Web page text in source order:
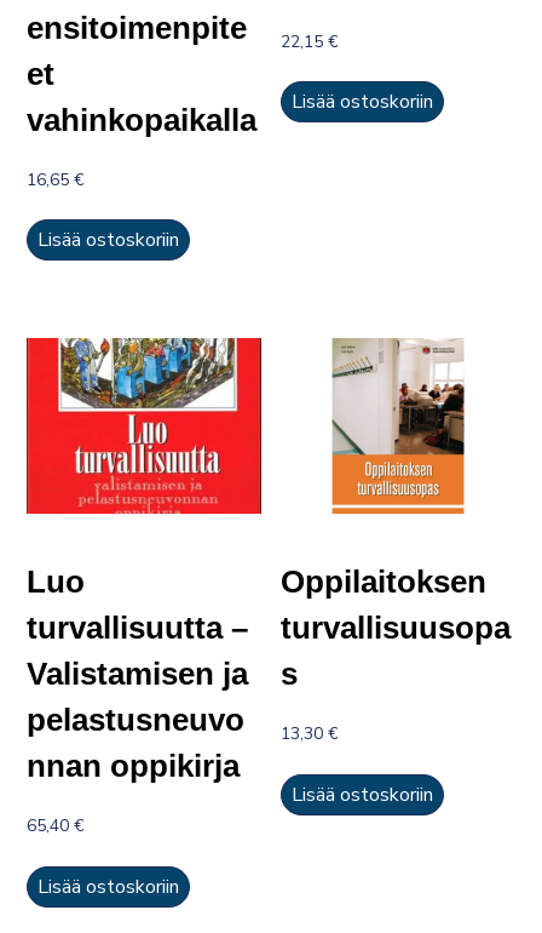
ensitoimenpite
et
vahinkopaikalla
16,65€
Lisää ostoskoriin
22,15€
Lisää ostoskoriin
Luo
turvallisuutta –
Valistamisen ja
pelastusneuvo
nnan oppikirja
65,40€
Lisää ostoskoriin
Oppilaitoksen
turvallisuusopa
s
13,30€
Lisää ostoskoriin